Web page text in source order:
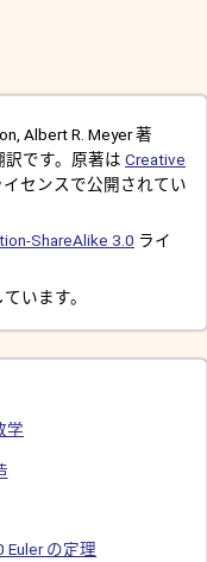
Albert R. Meyer 著
訳です。原著は Creative
イセンスで公開されてい
ShareAlike 3.0 ライ
います。
学
Euler の定理